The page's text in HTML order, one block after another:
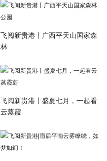
飞阅新贵港丨广西平天山国家森
林
飞阅新贵港丨盛夏七月，一起看
云蒸霞